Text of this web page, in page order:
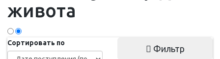
живота
Сортировать по
Фильтр